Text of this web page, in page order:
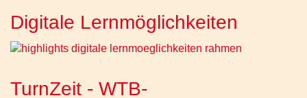
Digitale Lernmöglichkeiten
TurnZeit - WTB-